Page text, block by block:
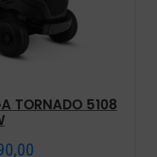
TORNADO 5108